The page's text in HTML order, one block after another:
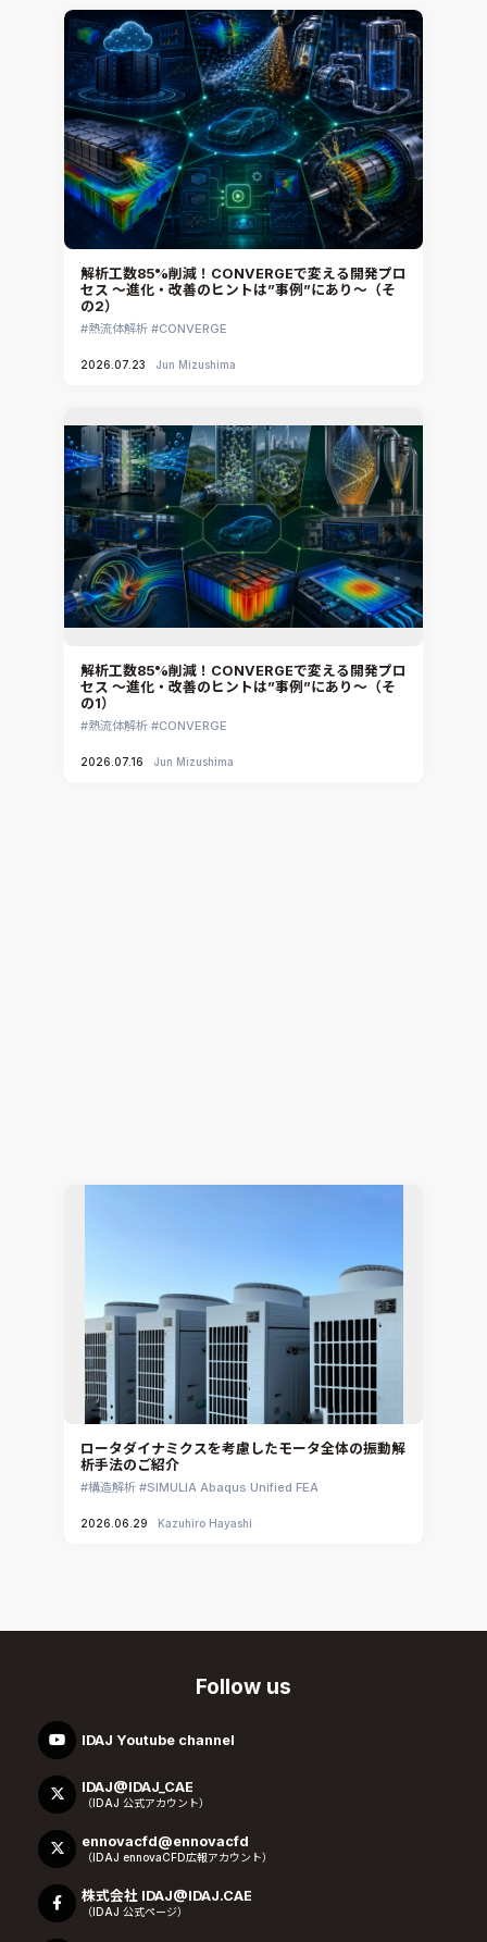
解析工数85%削減！CONVERGEで変える開発プロ
セス ～進化・改善のヒントは”事例”にあり～（そ
の2）
熱流体解析 CONVERGE
2026.07.23 Jun Mizushima
解析工数85%削減！CONVERGEで変える開発プロ
セス ～進化・改善のヒントは”事例”にあり～（そ
の1）
熱流体解析 CONVERGE
2026.07.16 Jun Mizushima
ロータダイナミクスを考慮したモータ全体の振動解
析手法のご紹介
構造解析 SIMULIA Abaqus Unified FEA
2026.06.29 Kazuhiro Hayashi
Follow us
IDAJ Youtube channel
IDAJ@IDAJ_CAE
（IDAJ 公式アカウント）
ennovacfd@ennovacfd
（IDAJ ennovaCFD広報アカウント）
株式会社 IDAJ@IDAJ.CAE
（IDAJ 公式ページ）